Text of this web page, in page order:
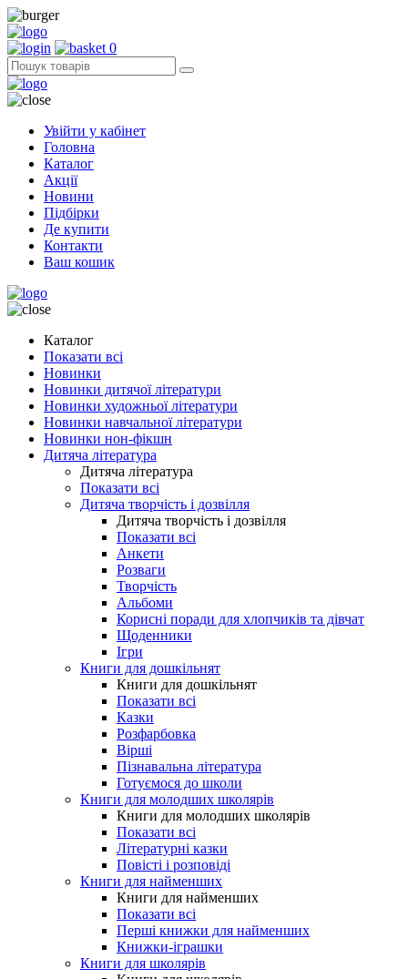
0
Увійти у кабінет
Головна
Каталог
Акції
Новини
Підбірки
Де купити
Контакти
Ваш кошик
Каталог
Показати всі
Новинки
Новинки дитячої літератури
Новинки художньої літератури
Новинки навчальної літератури
Новинки нон-фікшн
Дитяча література
Дитяча література
Показати всі
Дитяча творчість і дозвілля
Дитяча творчість і дозвілля
Показати всі
Анкети
Розваги
Творчість
Альбоми
Корисні поради для хлопчиків та дівчат
Щоденники
Ігри
Книги для дошкільнят
Книги для дошкільнят
Показати всі
Казки
Розфарбовка
Вірші
Пізнавальна література
Готуємося до школи
Книги для молодших школярів
Книги для молодших школярів
Показати всі
Літературні казки
Повісті і розповіді
Книги для найменших
Книги для найменших
Показати всі
Перші книжки для найменших
Книжки-іграшки
Книги для школярів